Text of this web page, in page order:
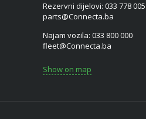
Rezervni dijelovi: 033 778 005
parts@Connecta.ba
Najam vozila: 033 800 000
fleet@Connecta.ba
Show on map